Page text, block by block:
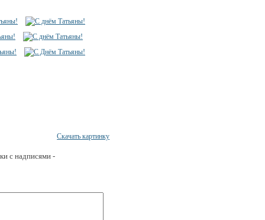
с надписями -
Скачать картинку